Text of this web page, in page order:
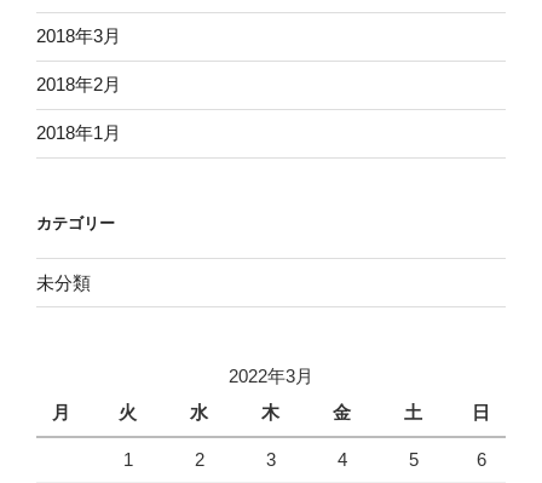
2018年3月
2018年2月
2018年1月
カテゴリー
未分類
2022年3月
月
火 水 木 金 土 日
1 2 3 4 5 6